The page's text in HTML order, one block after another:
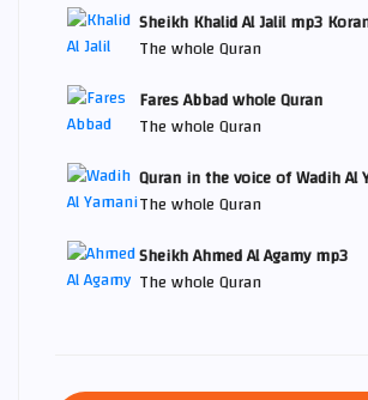
Sheikh Khalid Al Jalil mp3
The whole Quran
Fares Abbad whole Quran
The whole Quran
Quran in the voice of Wadih Al
The whole Quran
Sheikh Ahmed Al Agamy mp3
The whole Quran